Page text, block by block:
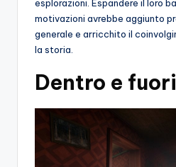
esplorazioni. Espandere il loro
motivazioni avrebbe aggiunto
generale e arricchito il
la storia.
Dentro e